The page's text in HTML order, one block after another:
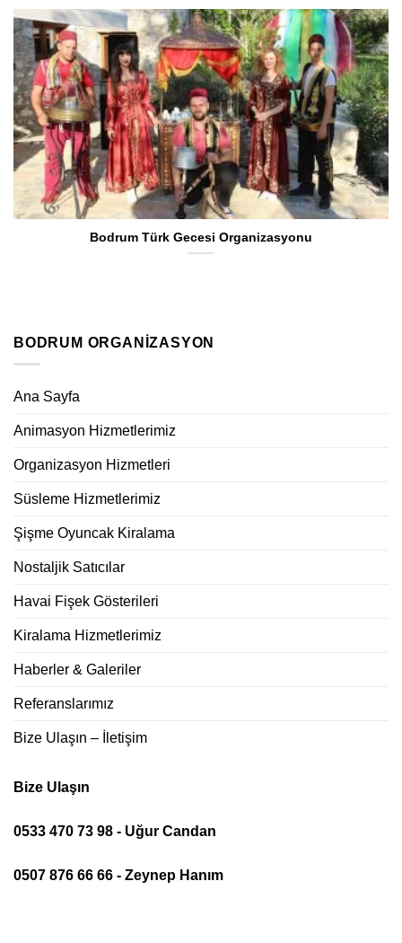
Bodrum Türk Gecesi Organizasyonu
BODRUM ORGANIZASYON
Ana Sayfa
Animasyon Hizmetlerimiz
Organizasyon Hizmetleri
Süsleme Hizmetlerimiz
Şişme Oyuncak Kiralama
Nostaljik Satıcılar
Havai Fişek Gösterileri
Kiralama Hizmetlerimiz
Haberler & Galeriler
Referanslarımız
Bize Ulaşın – İletişim
Bize Ulaşın
0533 470 73 98 - Uğur Candan
0507 876 66 66 - Zeynep Hanım